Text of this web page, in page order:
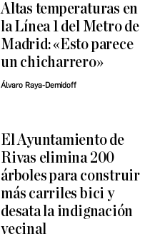
Altas temperaturas en
la Línea 1 del Metro de
Madrid: «Esto parece
un chicharrero»
Álvaro Raya-Demidoff
El Ayuntamiento de
Rivas elimina 200
árboles para construir
más carriles bici y
desata la indignación
vecinal